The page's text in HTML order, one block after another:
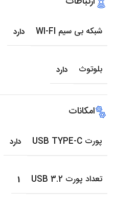
شبکه بی سیم WI-FI دارد
بلوتوث دارد
امکانات
پورت USB TYPE-C دارد
تعداد پورت USB 3.2 1